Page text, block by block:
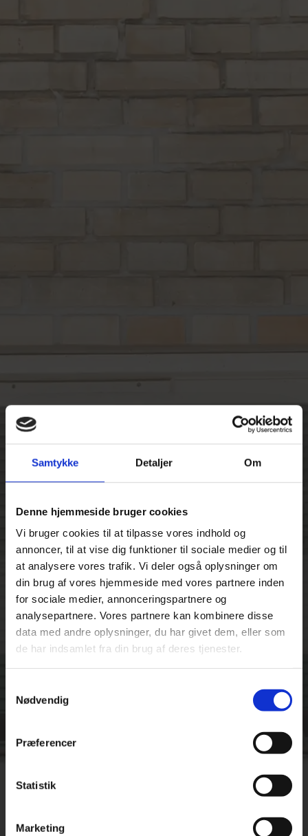
Samtykke Detaljer Om
Denne hjemmeside bruger cookies
Vi bruger cookies til at tilpasse vores indhold og
annoncer, til at vise dig funktioner til sociale medier og til
at analysere vores trafik. Vi deler også oplysninger om
din brug af vores hjemmeside med vores partnere inden
for sociale medier, annonceringspartnere og
analysepartnere. Vores partnere kan kombinere disse
data med andre oplysninger, du har givet dem, eller som
de har indsamlet fra din brug af deres tjenester.
Nødvendig
Præferencer
Statistik
Marketing
informationer